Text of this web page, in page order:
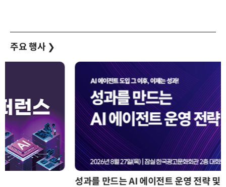
주요 행사 ❯
성과를 만드는 AI 에이전트 운영 전략 및 사례